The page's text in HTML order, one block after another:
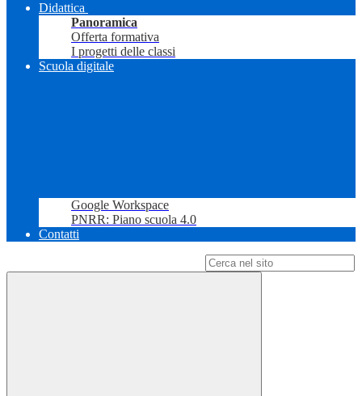
Didattica
Panoramica
Offerta formativa
I progetti delle classi
Scuola digitale
Google Workspace
PNRR: Piano scuola 4.0
Contatti